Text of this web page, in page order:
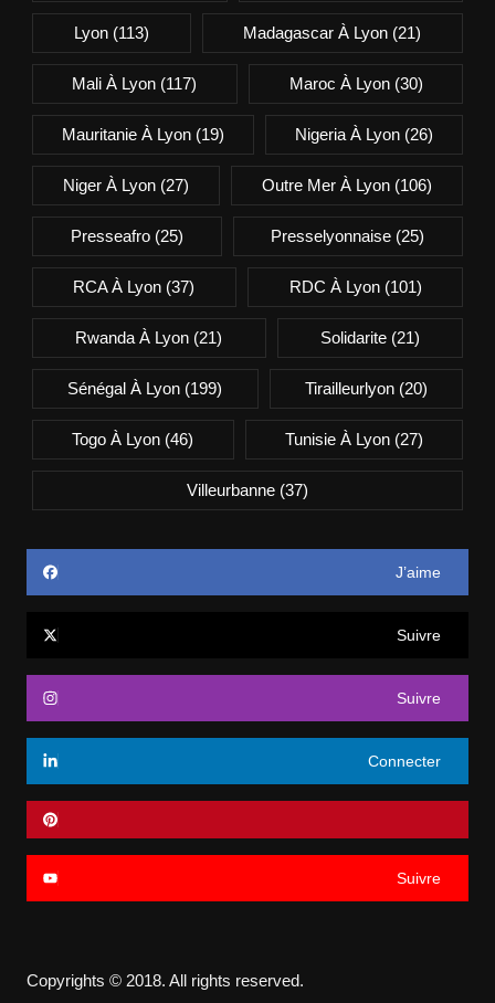
Lyon(113) Madagascar À Lyon (21)
Mali À Lyon (117) Maroc À Lyon(30)
Mauritanie À Lyon(19) Nigeria À Lyon (26)
Niger À Lyon(27) Outre Mer À Lyon (106)
Presseafro(25) Presselyonnaise (25)
RCA À Lyon (37) RDC À Lyon(101)
Rwanda À Lyon (21) Solidarite(21)
Sénégal À Lyon (199) Tirailleurlyon(20)
Togo À Lyon (46) Tunisie À Lyon(27)
Villeurbanne(37)
J’aime
Suivre
Suivre
Connecter
Suivre
Copyrights © 2018. All rights reserved.